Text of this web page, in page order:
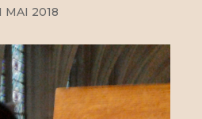
MAI 2018